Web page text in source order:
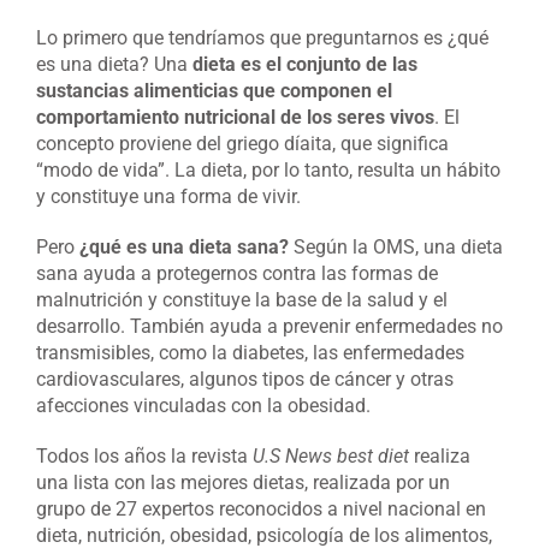
Lo primero que tendríamos que preguntarnos es ¿qué
es una dieta? Una dieta es el conjunto de las
sustancias alimenticias que componen el
comportamiento nutricional de los seres vivos. El
concepto proviene del griego díaita, que significa
“modo de vida”. La dieta, por lo tanto, resulta un hábito
y constituye una forma de vivir.
Pero ¿qué es una dieta sana? Según la OMS, una dieta
sana ayuda a protegernos contra las formas de
malnutrición y constituye la base de la salud y el
desarrollo. También ayuda a prevenir enfermedades no
transmisibles, como la diabetes, las enfermedades
cardiovasculares, algunos tipos de cáncer y otras
afecciones vinculadas con la obesidad.
Todos los años la revista U.S News best diet realiza
una lista con las mejores dietas, realizada por un
grupo de 27 expertos reconocidos a nivel nacional en
dieta, nutrición, obesidad, psicología de los alimentos,